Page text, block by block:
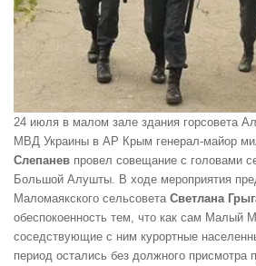
24 июля в малом зале здания горсовета
МВД Украины в АР Крым генерал-майор
Слепанев провел совещание с головами
Большой Алушты. В ходе мероприятия
Маломаякского сельсовета Светлана
обеспокоенность тем, что как сам Малый
соседствующие с ним курортные
период остались без должного присмотра